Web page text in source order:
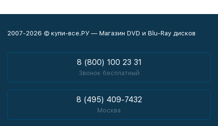
2007-2026 © купи-все.РУ — Магазин DVD и Blu-Ray дисков
8 (800) 100 23 31
Звонок бесплатный
8 (495) 409-7432
Москва